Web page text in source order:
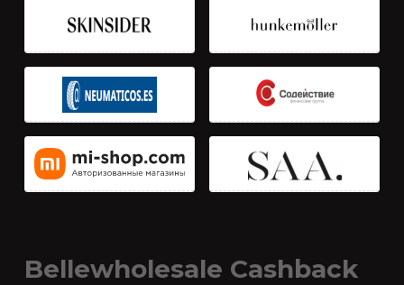
Bellewholesale Cashback